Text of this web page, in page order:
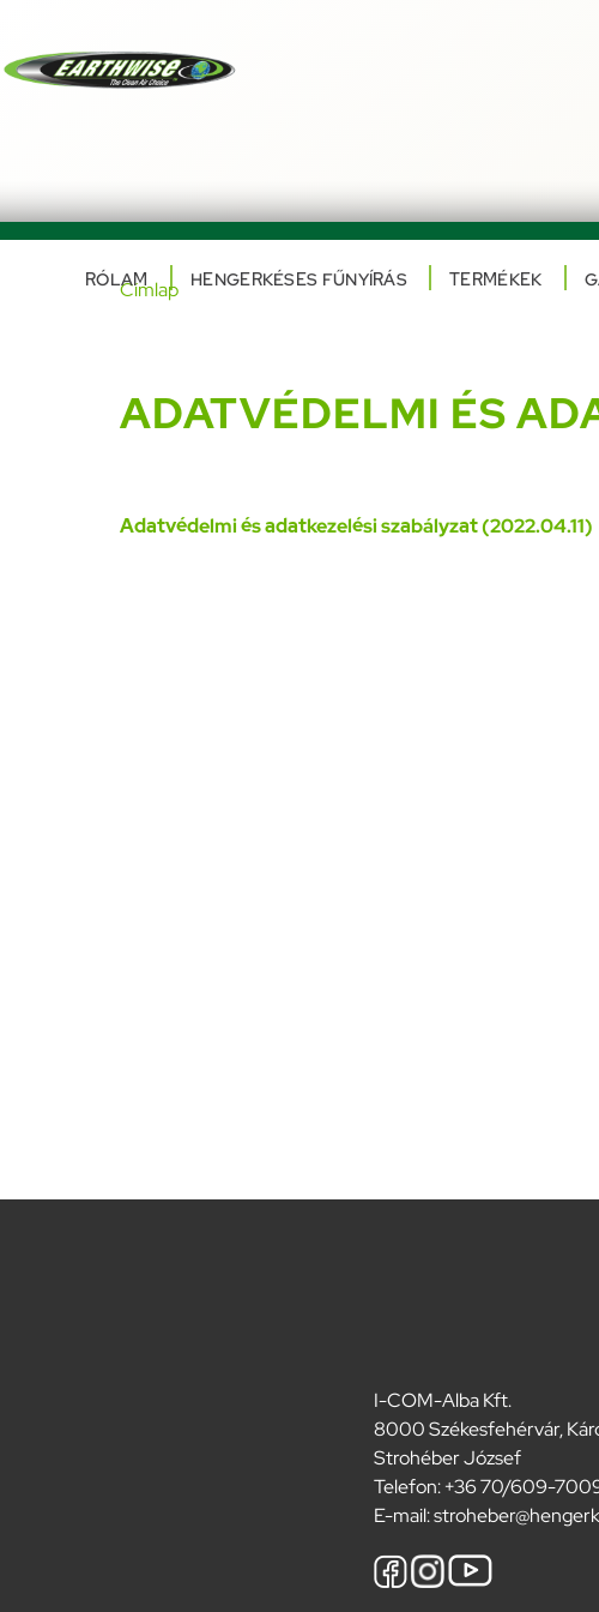
főmenüre
RÓLAM HENGERKÉSES FŰNYÍRÁS TERMÉKEK
Címlap
ADATVÉDELMI ÉS
Adatvédelmi és adatkezelési szabályzat
I-COM-Alba Kft.
8000 Székesfehérvár,
Strohéber József
Telefon: +36 70/609-
E-mail: